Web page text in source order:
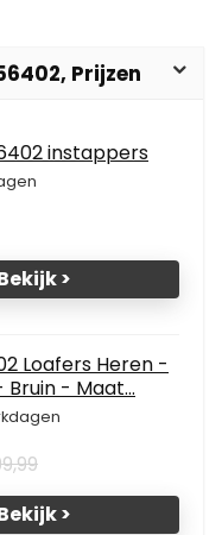
Prijzen
instappers
>
Loafers Heren -
- Maat...
>